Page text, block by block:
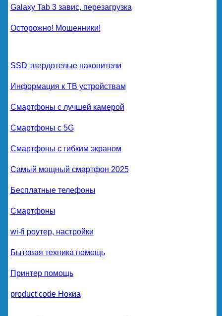
Galaxy Tab 3 завис, перезагрузка
Осторожно! Мошенники!
SSD твердотелые накопители
Информация к ТВ устройствам
Смартфоны с лучшей камерой
Смартфоны с 5G
Смартфоны с гибким экраном
Самый мощный смартфон 2025
Бесплатные телефоны
Смартфоны
wi-fi роутер, настройки
Бытовая техника помощь
Принтер помощь
product code Нокиа